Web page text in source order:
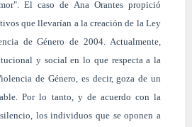
El caso de Ana Orantes propició
que llevarían a la creación de la Ley
de Género de 2004. Actualmente,
y social en lo que respecta a la
de Género, es decir, goza de un
Por lo tanto, y de acuerdo con la
los individuos que se oponen a